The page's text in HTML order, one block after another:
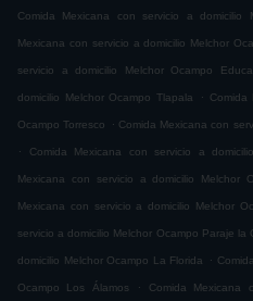
Comida Mexicana con servicio a domicilio
Mexicana con servicio a domicilio Melchor
servicio a domicilio Melchor Ocampo
domicilio Melchor Ocampo Tlapala . Comida
Ocampo Torresco . Comida Mexicana con
.
Comida Mexicana con servicio a
Mexicana con servicio a domicilio Melchor
Mexicana con servicio a domicilio Melchor
servicio a domicilio Melchor Ocampo Paraje la
domicilio Melchor Ocampo La Florida .
Ocampo Los Álamos . Comida Mexicana